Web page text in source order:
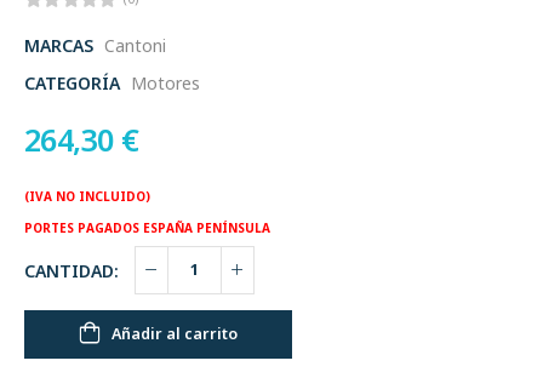
MARCAS Cantoni
CATEGORÍA Motores
264,30 €
(IVA NO INCLUIDO)
PORTES PAGADOS ESPAÑA PENÍNSULA
CANTIDAD:
Añadir al carrito